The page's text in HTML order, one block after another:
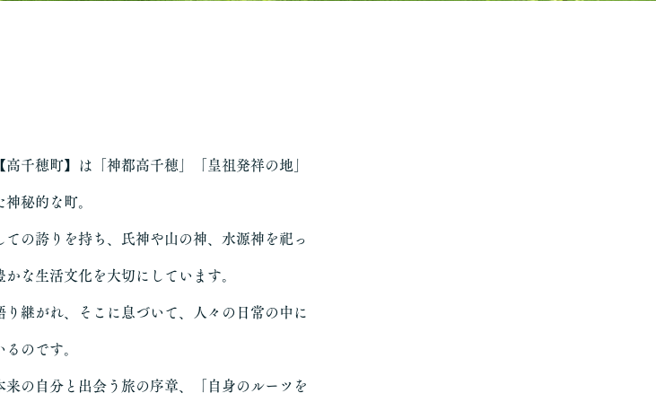
千穂町】は「神都高千穂」「皇祖発祥の地」
秘的な町。
の誇りを持ち、氏神や山の神、水源神を祀っ
な生活文化を大切にしています。
継がれ、そこに息づいて、人々の日常の中に
のです。
来の自分と出会う旅の序章、「自身のルーツを